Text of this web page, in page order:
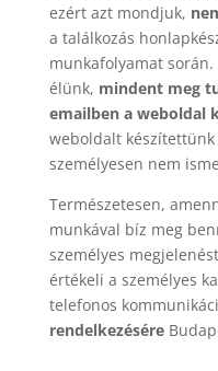
ezért azt mondjuk,
a találkozás
munkafolyamat
élünk, mindent meg
emailben a weboldal
weboldalt
személyesen nem
Természetesen,
munkával bíz meg
személyes
értékeli a személyes
telefonos
rendelkezésére